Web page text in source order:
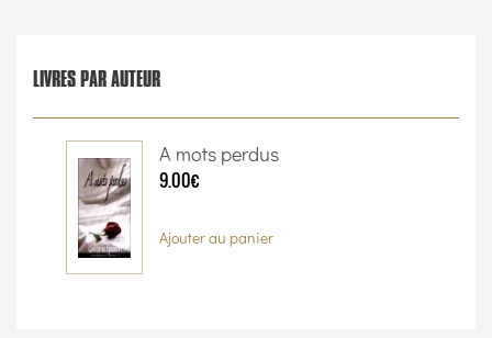
LIVRES PAR AUTEUR
A mots perdus
9.00€
Ajouter au panier